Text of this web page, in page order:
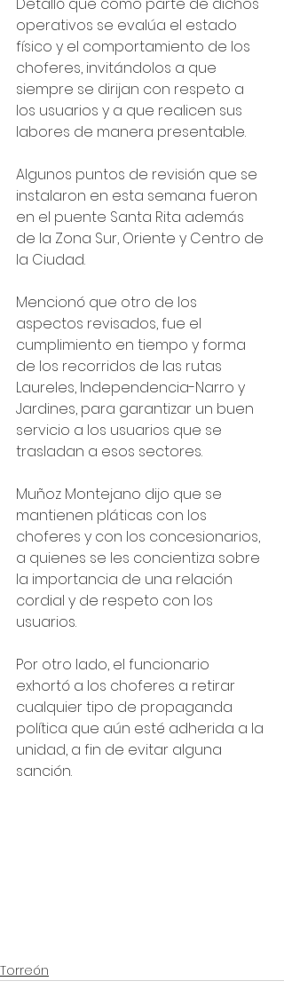
operativos se evalúa el estado
físico y el comportamiento de los
choferes, invitándolos a que
siempre se dirijan con respeto a
los usuarios y a que realicen sus
labores de manera presentable.
Algunos puntos de revisión que se
instalaron en esta semana fueron
en el puente Santa Rita además
de la Zona Sur, Oriente y Centro de
la Ciudad.
Mencionó que otro de los
aspectos revisados, fue el
cumplimiento en tiempo y forma
de los recorridos de las rutas
Laureles, Independencia-Narro y
Jardines, para garantizar un buen
servicio a los usuarios que se
trasladan a esos sectores.
Muñoz Montejano dijo que se
mantienen pláticas con los
choferes y con los concesionarios,
a quienes se les concientiza sobre
la importancia de una relación
cordial y de respeto con los
usuarios.
Por otro lado, el funcionario
exhortó a los choferes a retirar
cualquier tipo de propaganda
política que aún esté adherida a la
unidad, a fin de evitar alguna
sanción.
Torreón